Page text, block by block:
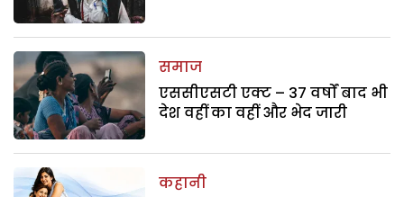
समाज
एससीएसटी एक्ट – 37 वर्षों बाद भी
देश वहीं का वहीं और भेद जारी
कहानी